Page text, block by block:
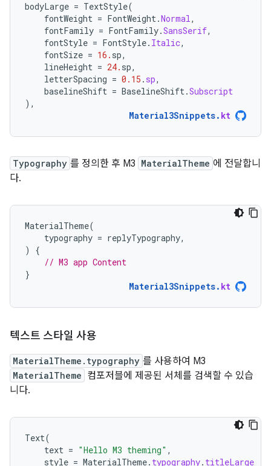
bodyLarge = TextStyle(
fontWeight = FontWeight.Normal,
fontFamily = FontFamily.SansSerif,
fontStyle = FontStyle. Italic,
fontSize = 16. sp,
lineHeight = 24. sp,
letterSpacing = 0.15 . sp,
baselineShift = BaselineShift.Subscript
),
Material3Snippets. kt
Typography 를 정의한 후 M3 MaterialTheme 에 전달합니
다.
MaterialTheme(
typography = replyTypography,
)
{
// M3 app Content
}
Material3Snippets. kt
텍스트 스타일 사용
MaterialTheme.typography 를 사용하여 M3
MaterialTheme 컴포저블에 제공된 서체를 검색할 수 있습
니다.
Text(
text = "Hello M3 theming" ,
style = MaterialTheme. typography. titleLarge